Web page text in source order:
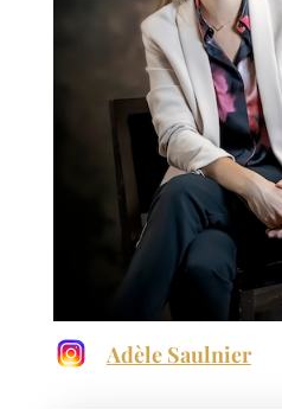
Adèle Saulnier